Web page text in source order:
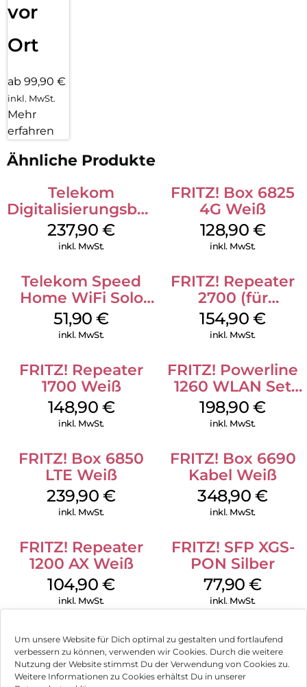
Um unsere Website für Dich optimal zu gestalten und fortlaufend
verbessern zu können, verwenden wir Cookies. Durch die weitere
Nutzung der Website stimmst Du der Verwendung von Cookies zu.
Weitere Informationen zu Cookies erhältst Du in unserer
vor
Ort
ab 99,90 €
inkl. MwSt.
Mehr
erfahren
Ähnliche Produkte
Telekom
Digitalisierungsbox
Smart 2
Telefonanlage und
237,90€
inkl. MwSt.
FRITZ! Box 6825
4G Weiß
128,90 €
inkl. MwSt.
Telekom Speed
Home WiFi Solo
refurbished Weiß
51,90€
inkl. MwSt.
FRITZ! Repeater
2700 (für
Tarifvermarktung)
Weiß
154,90€
inkl. MwSt.
FRITZ! Repeater
1700 Weiß
148,90 €
inkl. MwSt.
FRITZ! Powerline
1260 WLAN Set
Weiß
198,90€
inkl. MwSt.
FRITZ! Box 6850
LTE Weiß
239,90€
inkl. MwSt.
FRITZ! Box 6690
Kabel Weiß
348,90€
inkl. MwSt.
FRITZ! Repeater
1200 AX Weiß
104,90€
inkl. MwSt.
FRITZ! SFP XGS-
PON Silber
77,90€
inkl. MwSt.
Impressum